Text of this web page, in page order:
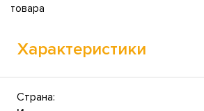
товара
Характеристики
Страна: